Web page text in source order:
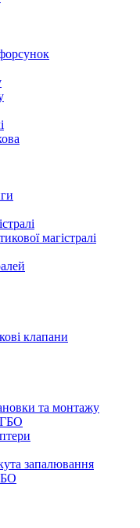
магістралі
клапани
та монтажу
ГБО
запалювання